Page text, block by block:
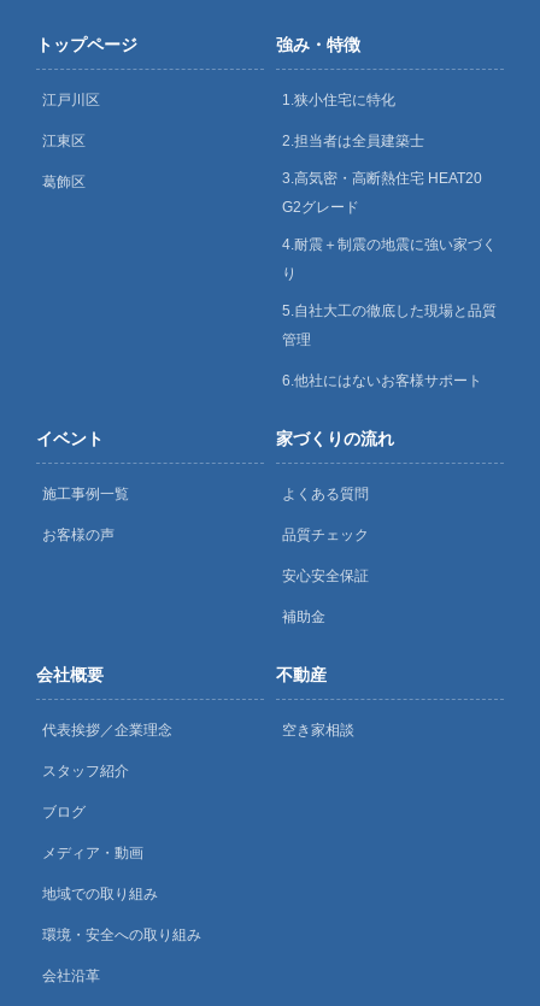
トップページ
江戸川区
江東区
葛飾区
強み・特徴
1.狭小住宅に特化
2.担当者は全員建築士
3.高気密・高断熱住宅 HEAT20
G2グレード
4.耐震＋制震の地震に強い家づく
り
5.自社大工の徹底した現場と品質
管理
6.他社にはないお客様サポート
イベント
施工事例一覧
お客様の声
家づくりの流れ
よくある質問
品質チェック
安心安全保証
補助金
会社概要
代表挨拶／企業理念
スタッフ紹介
ブログ
メディア・動画
地域での取り組み
環境・安全への取り組み
会社沿革
不動産
空き家相談